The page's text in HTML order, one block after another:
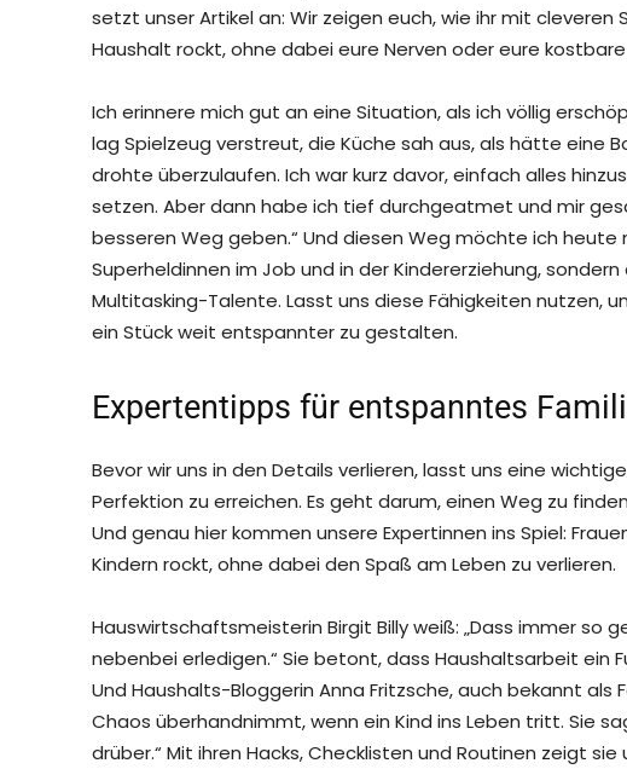
setzt unser Artikel an: Wir zeigen euch, wie ihr mit
Haushalt rockt, ohne dabei eure Nerven oder eure
Ich erinnere mich gut an eine Situation, als ich völlig
lag Spielzeug verstreut, die Küche sah aus, als hätte eine
drohte überzulaufen. Ich war kurz davor, einfach alles
setzen. Aber dann habe ich tief durchgeatmet und mir
besseren Weg geben.“ Und diesen Weg möchte ich
Superheldinnen im Job und in der Kindererziehung,
Multitasking-Talente. Lasst uns diese Fähigkeiten nutzen,
ein Stück weit entspannter zu gestalten.
Expertentipps für entspanntes
Bevor wir uns in den Details verlieren, lasst uns eine
Perfektion zu erreichen. Es geht darum, einen Weg zu
Und genau hier kommen unsere Expertinnen ins Spiel:
Kindern rockt, ohne dabei den Spaß am Leben zu verlieren.
Hauswirtschaftsmeisterin Birgit Billy weiß: „Dass immer so
nebenbei erledigen.“ Sie betont, dass Haushaltsarbeit ein
Und Haushalts-Bloggerin Anna Fritzsche, auch bekannt
Chaos überhandnimmt, wenn ein Kind ins Leben tritt. Sie
drüber.“ Mit ihren Hacks, Checklisten und Routinen zeigt